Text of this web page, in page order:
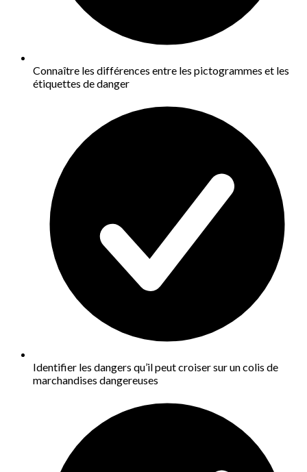
Connaître les différences entre les pictogrammes et les
étiquettes de danger
Identifier les dangers qu’il peut croiser sur un colis de
marchandises dangereuses